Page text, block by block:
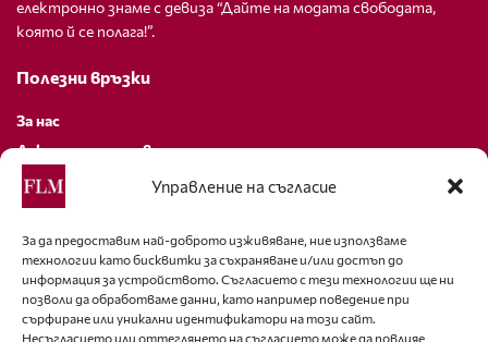
Управление на съгласие
За да предоставим най-доброто изживяване, ние използваме
технологии като бисквитки за съхраняване и/или достъп до
информация за устройството. Съгласието с тези технологии ще ни
позволи да обработваме данни, като например поведение при
сърфиране или уникални идентификатори на този сайт.
Несъгласието или оттеглянето на съгласието може да повлияе
електронно знаме с девиза “Дайте на модата свободата,
която й се полага!”.
Полезни връзки
За нас
Декларация за поверителност
Политика за бисквитки
За контакти
editor@fashion-lifestyle.net
+359 88 227 33 47